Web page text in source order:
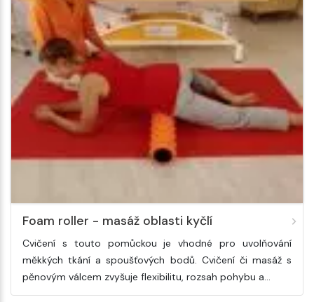
Foam roller - masáž oblasti kyčlí
Cvičení s touto pomůckou je vhodné pro uvolňování
měkkých tkání a spoušťových bodů. Cvičení či masáž s
pěnovým válcem zvyšuje flexibilitu, rozsah pohybu a…